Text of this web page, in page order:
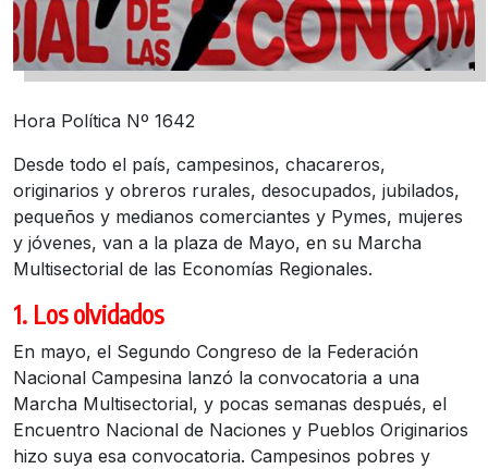
Hora Política Nº 1642
Desde todo el país, campesinos, chacareros,
originarios y obreros rurales, desocupados, jubilados,
pequeños y medianos comerciantes y Pymes, mujeres
y jóvenes, van a la plaza de Mayo, en su Marcha
Multisectorial de las Economías Regionales.
1. Los olvidados
En mayo, el Segundo Congreso de la Federación
Nacional Campesina lanzó la convocatoria a una
Marcha Multisectorial, y pocas semanas después, el
Encuentro Nacional de Naciones y Pueblos Originarios
hizo suya esa convocatoria. Campesinos pobres y